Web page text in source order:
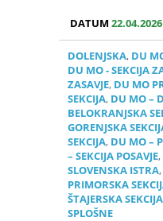
DATUM22.04.2026
DOLENJSKA, DU
DU MO - SEKCIJA
ZASAVJE, DU MO
SEKCIJA, DU MO –
BELOKRANJSKA
GORENJSKA
SEKCIJA, DU MO –
– SEKCIJA POSAVJE,
SLOVENSKA ISTRA,
PRIMORSKA
ŠTAJERSKA SEKCIJA
SPLOŠNE